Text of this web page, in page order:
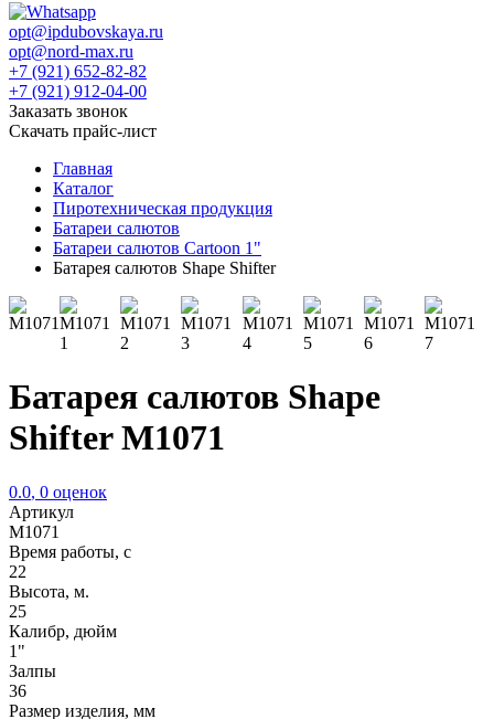
opt@ipdubovskaya.ru
opt@nord-max.ru
+7 (921) 652-82-82
+7 (921) 912-04-00
Заказать звонок
Скачать прайс-лист
Главная
Каталог
Пиротехническая продукция
Батареи салютов
Батареи салютов Cartoon 1"
Батарея салютов Shape Shifter
Батарея салютов Shape
Shifter M1071
0.0, 0 оценок
Артикул
M1071
Время работы, с
22
Высота, м.
25
Калибр, дюйм
1"
Залпы
36
Размер изделия, мм